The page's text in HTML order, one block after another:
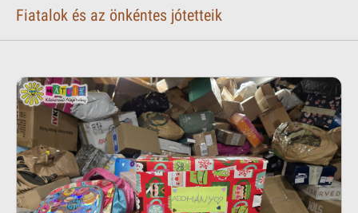
Fiatalok és az önkéntes jótetteik